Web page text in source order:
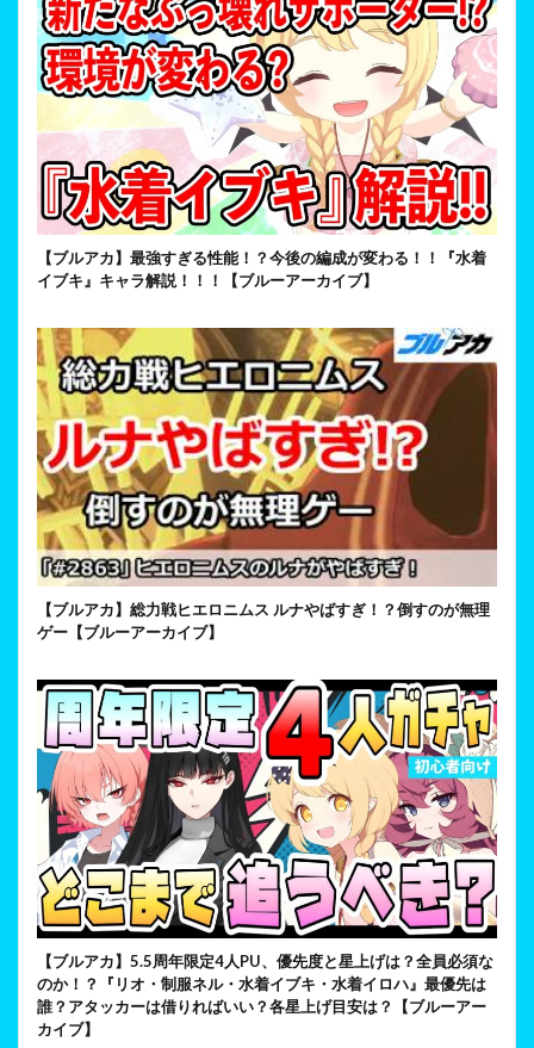
【ブルアカ】最強すぎる性能！？今後の編成が変わる！！『水着
イブキ』キャラ解説！！！【ブルーアーカイブ】
【ブルアカ】総力戦ヒエロニムス ルナやばすぎ！？倒すのが無理
ゲー【ブルーアーカイブ】
【ブルアカ】5.5周年限定4人PU、優先度と星上げは？全員必須な
のか！？『リオ・制服ネル・水着イブキ・水着イロハ』最優先は
誰？アタッカーは借りればいい？各星上げ目安は？【ブルーアー
カイブ】